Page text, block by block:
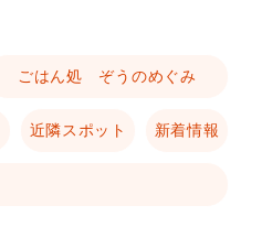
ごはん処 ぞうのめぐみ
近隣スポット 新着情報